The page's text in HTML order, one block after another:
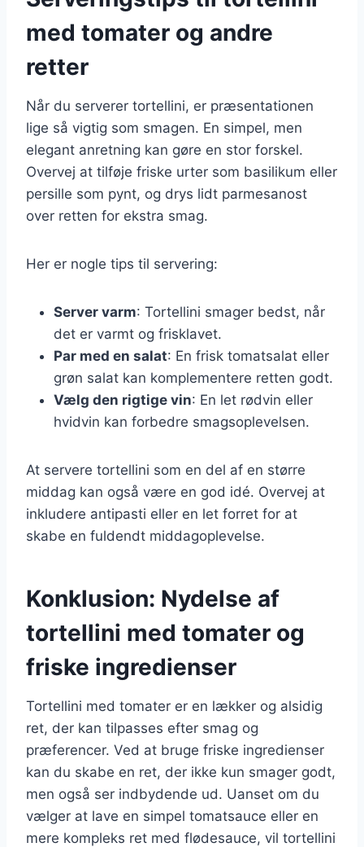
med tomater og andre
retter
Når du serverer tortellini, er præsentationen
lige så vigtig som smagen. En simpel, men
elegant anretning kan gøre en stor forskel.
Overvej at tilføje friske urter som basilikum eller
persille som pynt, og drys lidt parmesanost
over retten for ekstra smag.
Her er nogle tips til servering:
Server varm: Tortellini smager bedst, når
det er varmt og frisklavet.
Par med en salat: En frisk tomatsalat eller
grøn salat kan komplementere retten godt.
Vælg den rigtige vin: En let rødvin eller
hvidvin kan forbedre smagsoplevelsen.
At servere tortellini som en del af en større
middag kan også være en god idé. Overvej at
inkludere antipasti eller en let forret for at
skabe en fuldendt middagoplevelse.
Konklusion: Nydelse af
tortellini med tomater og
friske ingredienser
Tortellini med tomater er en lækker og alsidig
ret, der kan tilpasses efter smag og
præferencer. Ved at bruge friske ingredienser
kan du skabe en ret, der ikke kun smager godt,
men også ser indbydende ud. Uanset om du
vælger at lave en simpel tomatsauce eller en
mere kompleks ret med flødesauce, vil tortellini